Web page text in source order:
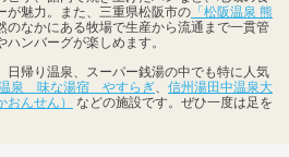
が魅力。また、三重県松阪市の 「松阪温泉 熊
のなかにある牧場で生産から流通まで一貫管
ンバーグが楽しめます。
日帰り温泉、スーパー銭湯の中でも特に人気
泉 味な湯宿 やすらぎ
信州湯田中温泉大
んせん）
などの施設です。ぜひ一度は足を